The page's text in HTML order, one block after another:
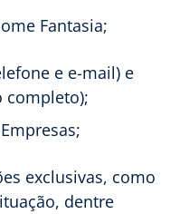
Fantasia;
e e-mail) e
completo);
exclusivas, como
dentre